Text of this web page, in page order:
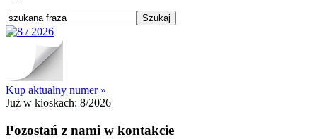
Kup aktualny numer »
Już w kioskach: 8/2026
Pozostań z nami w kontakcie